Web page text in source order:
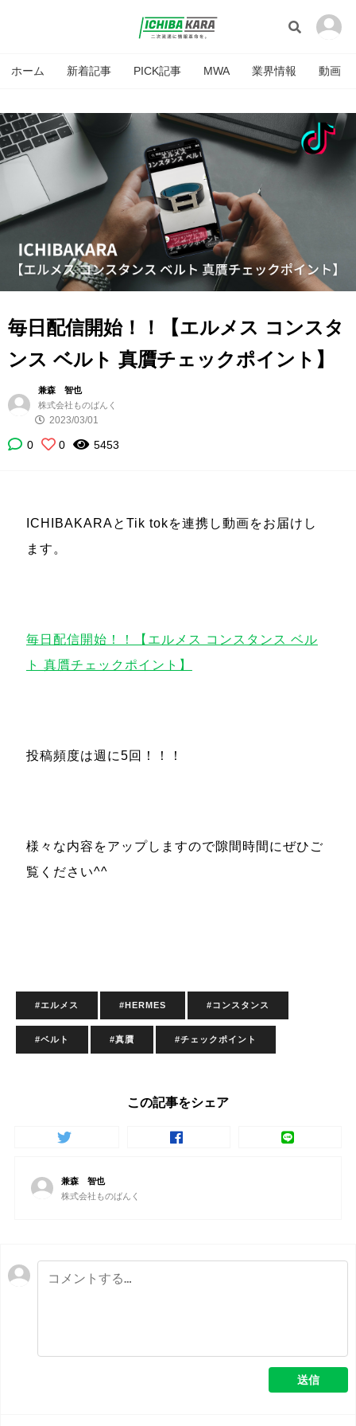
ホーム 新着記事 PICK記事 MWA 業界情報 動画
毎日配信開始！！【エルメス コンスタ
ンス ベルト 真贋チェックポイント】
兼森 智也
株式会社ものばんく
2023/03/01
0 0 5453
ICHIBAKARAとTik tokを連携し動画をお届けし
ます。
毎日配信開始！！【エルメス コンスタンス ベル
ト 真贋チェックポイント】
投稿頻度は週に5回！！！
様々な内容をアップしますので隙間時間にぜひご
覧ください^^
#エルメス #HERMES #コンスタンス
#ベルト #真贋 #チェックポイント
この記事をシェア
兼森 智也
株式会社ものばんく
送信